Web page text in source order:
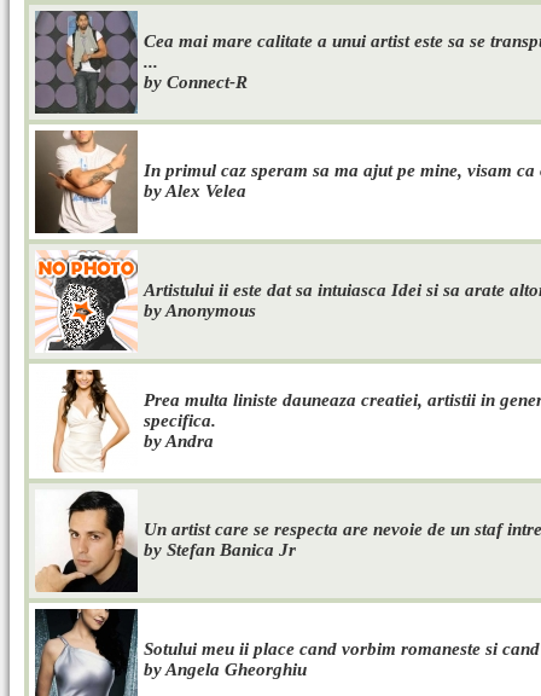
Cea mai mare calitate a unui artist este sa se
...
by Connect-R
In primul caz speram sa ma ajut pe mine, visam ca
by Alex Velea
Artistului ii este dat sa intuiasca Idei si sa arate
by Anonymous
Prea multa liniste dauneaza creatiei, artistii in
specifica.
by Andra
Un artist care se respecta are nevoie de un staf
by Stefan Banica Jr
Sotului meu ii place cand vorbim romaneste si
by Angela Gheorghiu